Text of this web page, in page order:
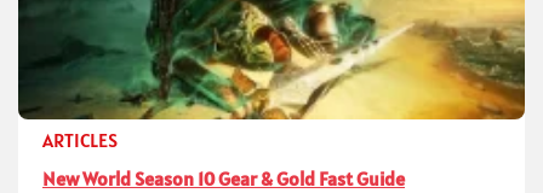
ARTICLES
New World Season 10 Gear & Gold Fast Guide